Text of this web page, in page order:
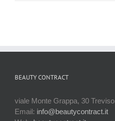
BEAUTY CONTRACT
viale Monte Grappa, 30 Treviso
Email: info@beautycontract.it